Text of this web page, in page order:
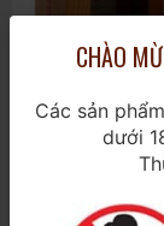
CHÀO
Các sản
dưới